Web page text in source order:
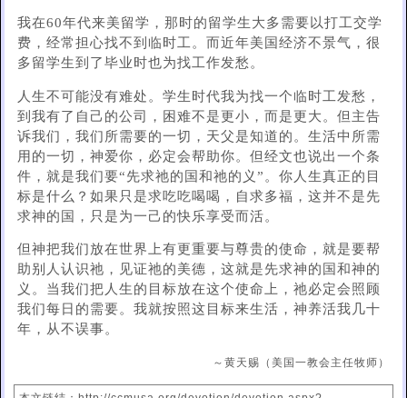
我在60年代来美留学，那时的留学生大多需要以打工交学
费，经常担心找不到临时工。而近年美国经济不景气，很
多留学生到了毕业时也为找工作发愁。
人生不可能没有难处。学生时代我为找一个临时工发愁，
到我有了自己的公司，困难不是更小，而是更大。但主告
诉我们，我们所需要的一切，天父是知道的。生活中所需
用的一切，神爱你，必定会帮助你。但经文也说出一个条
件，就是我们要“先求祂的国和祂的义”。你人生真正的目
标是什么？如果只是求吃吃喝喝，自求多福，这并不是先
求神的国，只是为一己的快乐享受而活。
但神把我们放在世界上有更重要与尊贵的使命，就是要帮
助别人认识祂，见证祂的美德，这就是先求神的国和神的
义。当我们把人生的目标放在这个使命上，祂必定会照顾
我们每日的需要。我就按照这目标来生活，神养活我几十
年，从不误事。
～黄天赐（美国一教会主任牧师）